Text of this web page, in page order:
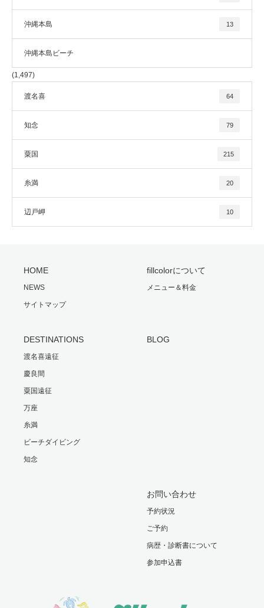
沖縄本島 13
沖縄本島ビーチ
(1,497)
渡名喜 64
知念 79
粟国 215
糸満 20
辺戸岬 10
HOME
NEWS
サイトマップ
fillcolorについて
メニュー＆料金
DESTINATIONS
渡名喜遠征
慶良間
粟国遠征
万座
糸満
ビーチダイビング
知念
BLOG
お問い合わせ
予約状況
ご予約
病歴・診断書について
参加申込書